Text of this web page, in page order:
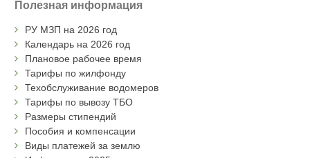
Полезная информация
РУ МЗП на 2026 год
Календарь на 2026 год
Плановое рабочее время
Тарифы по жилфонду
Техобслуживание водомеров
Тарифы по вывозу ТБО
Размеры стипендий
Пособия и компенсации
Виды платежей за землю